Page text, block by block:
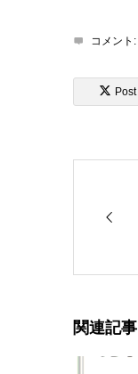
コメント:
Post
関連記事